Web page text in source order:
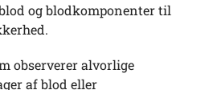
og blodkomponenter til
observerer alvorlige
af blod eller